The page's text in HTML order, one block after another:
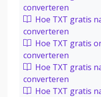
converteren
Hoe TXT gratis
converteren
Hoe TXT gratis
converteren
Hoe TXT gratis
converteren
Hoe TXT gratis